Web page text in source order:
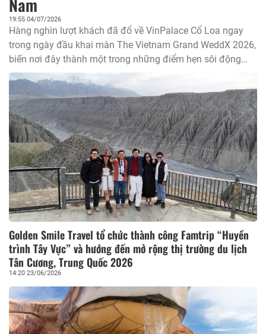
19:55 04/07/2026
Hàng nghìn lượt khách đã đổ về VinPalace Cổ Loa ngay
trong ngày đầu khai màn The Vietnam Grand WeddX 2026,
biến nơi đây thành một trong những điểm hẹn sôi động
nhất Hà Nội ngày cuối tuần. Trên không gian hơn 9.000m²,
những wedding showcase được đầu tư khủng, sân khấu
ánh sáng huyền ảo, các đại cảnh ngập hoa và chuỗi trải
nghiệm độc đáo nối tiếp nhau đã mở ra một “đại tiệc cưới”
choáng ngợp, khiến du khách trầm trồ không ngớt.
Golden Smile Travel tổ chức thành công Famtrip “Huyền
trình Tây Vực” và hướng đến mở rộng thị trường du lịch
Tân Cương, Trung Quốc 2026
14:20 23/06/2026